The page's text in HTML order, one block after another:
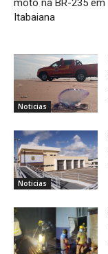
moto na BR-235 em
Itabaiana
Noticias
Noticias